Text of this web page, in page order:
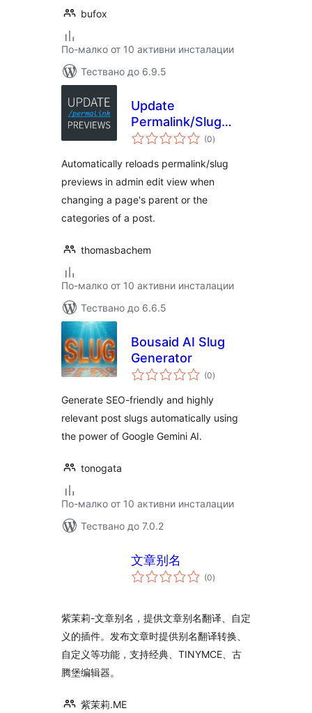
bufox
По-малко от 10 активни инсталации
Тествано до 6.9.5
Update
Permalink/Slug
Previews in Admin
(0общо
оценки
)
Automatically reloads permalink/slug
previews in admin edit view when
changing a page's parent or the
categories of a post.
thomasbachem
По-малко от 10 активни инсталации
Тествано до 6.6.5
Bousaid AI Slug
Generator
(0общо
оценки
)
Generate SEO-friendly and highly
relevant post slugs automatically using
the power of Google Gemini AI.
tonogata
По-малко от 10 активни инсталации
Тествано до 7.0.2
文章别名
(0общо
оценки
)
紫茉莉-文章别名，提供文章别名翻译、自定
义的插件。发布文章时提供别名翻译转换、
自定义等功能，支持经典、TINYMCE、古
腾堡编辑器。
紫茉莉.ME